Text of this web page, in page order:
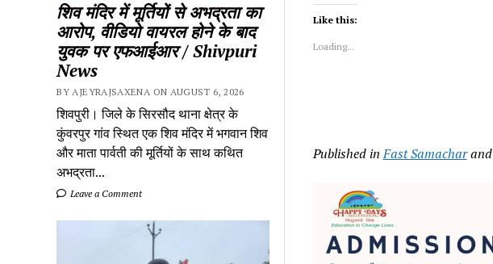
शिव मंदिर में मूर्तियों से अभद्रता का
आरोप, वीडियो वायरल होने के बाद
युवक पर एफआईआर / Shivpuri
News
BY AJEYRAJSAXENA ON AUGUST 6, 2026
शिवपुरी। जिले के सिरसौद थाना क्षेत्र के
कुंवरपुर गांव स्थित एक शिव मंदिर में भगवान शिव
और माता पार्वती की मूर्तियों के साथ कथित
अभद्रता...
Leave a Comment
Like this:
Loading...
Published in Fast Samacharand